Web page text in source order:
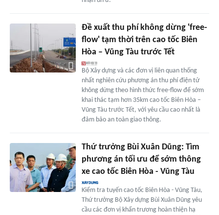
Đề xuất thu phí không dừng 'free-
flow' tạm thời trên cao tốc Biên
Hòa – Vũng Tàu trước Tết
Bộ Xây dựng và các đơn vị liên quan thống
nhất nghiên cứu phương án thu phí điện tử
không dừng theo hình thức free-flow để sớm
khai thác tạm hơn 35km cao tốc Biên Hòa –
Vũng Tàu trước Tết, với yêu cầu cao nhất là
đảm bảo an toàn giao thông.
Thứ trưởng Bùi Xuân Dũng: Tìm
phương án tối ưu để sớm thông
xe cao tốc Biên Hòa - Vũng Tàu
Kiểm tra tuyến cao tốc Biên Hòa - Vũng Tàu,
Thứ trưởng Bộ Xây dựng Bùi Xuân Dũng yêu
cầu các đơn vị khẩn trương hoàn thiện hạ